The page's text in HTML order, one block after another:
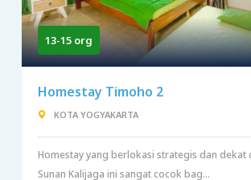
13-15 org
Homestay Timoho 2
KOTA YOGYAKARTA
Homestay yang berlokasi strategis dan dekat
Sunan Kalijaga ini sangat cocok bag...